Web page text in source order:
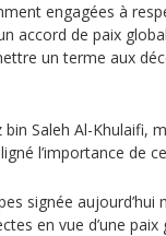
engagées à
accord de paix
un terme aux
Saleh Al-Khulaifi,
l’importance de
signée
en vue d’une paix